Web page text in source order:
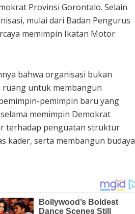
Provinsi Gorontalo. Selain
mulai dari Badan Pengurus
memimpin Ikatan Motor
bahwa organisasi bukan
ruang untuk membangun
pemimpin baru yang
memimpin Demokrat
terhadap penguatan struktur
kader, serta membangun budaya